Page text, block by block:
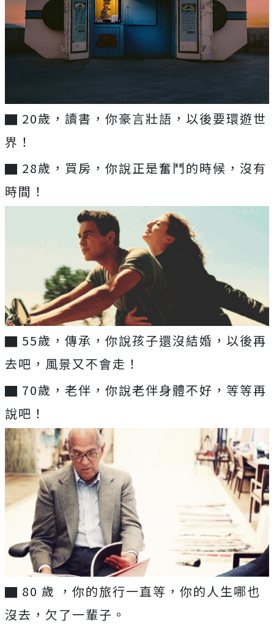
▇ 20歲，讀書，你豪言壯語，以後要環遊世
界！
▇ 28歲，買房，你說正是奮鬥的時候，沒有
時間！
▇ 55歲，傳承，你說孩子還沒結婚，以後再
去吧，風景又不會走！
▇ 70歲，老伴，你說老伴身體不好，等等再
說吧！
▇ 80 歲 ，你的旅行一直等，你的人生哪也
沒去，欠了一輩子。